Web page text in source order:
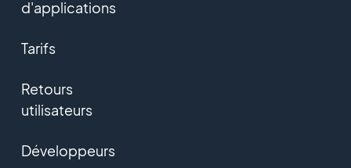
d'applications
Tarifs
Retours
utilisateurs
Développeurs